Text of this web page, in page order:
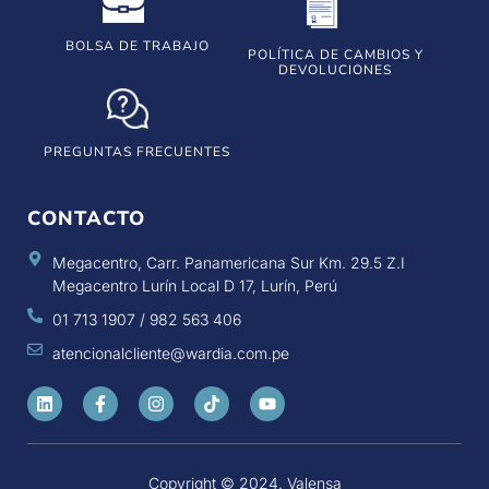
BOLSA DE TRABAJO
POLÍTICA DE CAMBIOS Y
DEVOLUCIONES
PREGUNTAS FRECUENTES
CONTACTO
Megacentro, Carr. Panamericana Sur Km. 29.5 Z.I
Megacentro Lurín Local D 17, Lurín, Perú
01 713 1907 / 982 563 406
atencionalcliente@wardia.com.pe
Copyright © 2024. Valensa